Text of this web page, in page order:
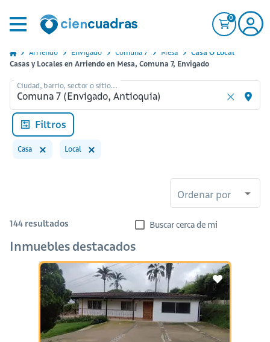
0
Arriendo Envigado Comuna 7 Mesa
Casa O Local
Casas y Locales en Arriendo en Mesa, Comuna 7, Envigado
Ciudad, barrio, sector o sitio...
Filtros
Casa Local
Ordenar por
144 resultados Buscar cerca de mi
Inmuebles destacados